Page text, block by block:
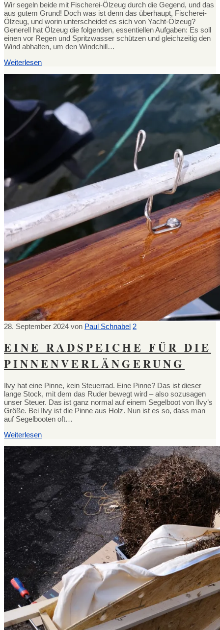
Wir segeln beide mit Fischerei-Ölzeug durch die Gegend, und das
aus gutem Grund! Doch was ist denn das überhaupt, Fischerei-
Ölzeug, und worin unterscheidet es sich von Yacht-Ölzeug?
Generell hat Ölzeug die folgenden, essentiellen Aufgaben: Es soll
einen vor Regen und Spritzwasser schützen und gleichzeitig den
Wind abhalten, um den Windchill…
Weiterlesen
28. September 2024 von Paul Schnabel 2
EINE RADSPEICHE FÜR DIE
PINNENVERLÄNGERUNG
Ilvy hat eine Pinne, kein Steuerrad. Eine Pinne? Das ist dieser
lange Stock, mit dem das Ruder bewegt wird – also sozusagen
unser Steuer. Das ist ganz normal auf einem Segelboot von Ilvy’s
Größe. Bei Ilvy ist die Pinne aus Holz. Nun ist es so, dass man
auf Segelbooten oft…
Weiterlesen